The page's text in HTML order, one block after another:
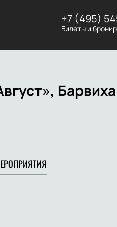
+7 (495)
Билеты и